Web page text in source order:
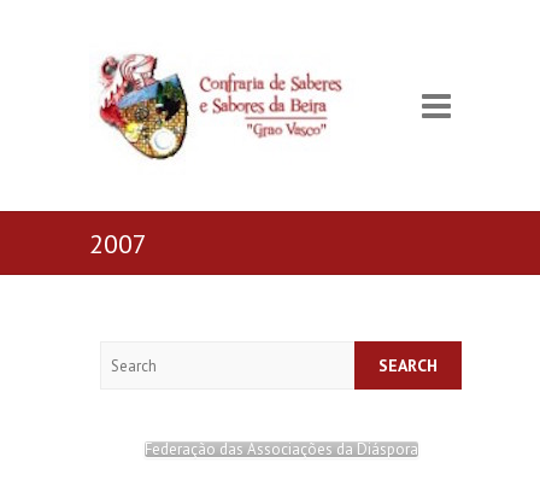
2007
Federação das Associações da Diáspora